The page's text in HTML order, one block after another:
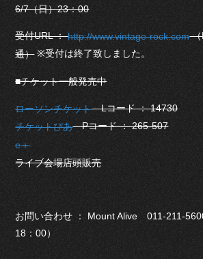
6/7（日）23：00
受付URL ：http://www.vintage-rock.com（
通）※受付は終了致しました。
■チケット一般発売中
ローソンチケットLコード ： 14730
チケットぴあPコード ： 265-507
e＋
ライブ会場店頭販売
お問い合わせ ： Mount Alive 011-211-
18：00）